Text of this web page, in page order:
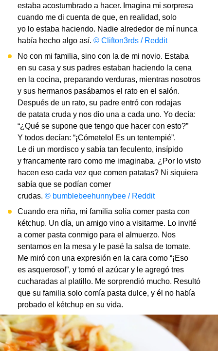
estaba acostumbrado a hacer. Imagina mi sorpresa
cuando me di cuenta de que, en realidad, solo
yo lo estaba haciendo. Nadie alrededor de mí nunca
había hecho algo así. © Clifton3rds / Reddit
No con mi familia, sino con la de mi novio. Estaba
en su casa y sus padres estaban haciendo la cena
en la cocina, preparando verduras, mientras nosotros
y sus hermanos pasábamos el rato en el salón.
Después de un rato, su padre entró con rodajas
de patata cruda y nos dio una a cada uno. Yo decía:
“¿Qué se supone que tengo que hacer con esto?”
Y todos decían: “¡Cómetelo! Es un tentempié”.
Le di un mordisco y sabía tan feculento, insípido
y francamente raro como me imaginaba. ¿Por lo visto
hacen eso cada vez que comen patatas? Ni siquiera
sabía que se podían comer
crudas. © bumblebeehunnybee / Reddit
Cuando era niña, mi familia solía comer pasta con
kétchup. Un día, un amigo vino a visitarme. Lo invité
a comer pasta conmigo para el almuerzo. Nos
sentamos en la mesa y le pasé la salsa de tomate.
Me miró con una expresión en la cara como “¡Eso
es asqueroso!”, y tomó el azúcar y le agregó tres
cucharadas al platillo. Me sorprendió mucho. Resultó
que su familia solo comía pasta dulce, y él no había
probado el kétchup en su vida.